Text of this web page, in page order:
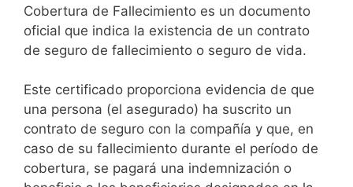
Cobertura de Fallecimiento es un documento
oficial que indica la existencia de un contrato
de seguro de fallecimiento o seguro de vida.
Este certificado proporciona evidencia de que
una persona (el asegurado) ha suscrito un
contrato de seguro con la compañía y que, en
caso de su fallecimiento durante el período de
cobertura, se pagará una indemnización o